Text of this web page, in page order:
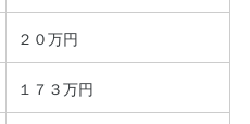
２０万円
１７３万円